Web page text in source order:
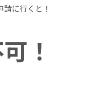
に行くと！
！